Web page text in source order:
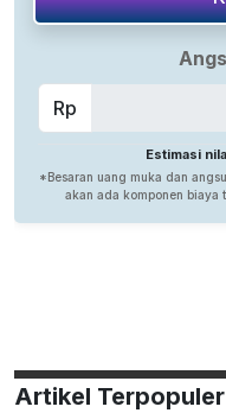
Artikel Terpopuler